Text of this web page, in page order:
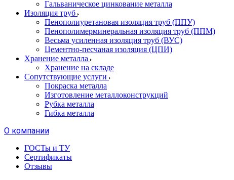
Гальваническое цинкование металла
Изоляция труб
Пенополиуретановая изоляция труб (ППУ)
Пенополимерминеральная изоляция труб (ППМ)
Весьма усиленная изоляция труб (ВУС)
Цементно-песчаная изоляция (ЦПИ)
Хранение металла
Хранение на складе
Сопутствующие услуги
Покраска металла
Изготовление металлоконструкций
Рубка металла
Гибка металла
О компании
ГОСТы и ТУ
Сертификаты
Отзывы